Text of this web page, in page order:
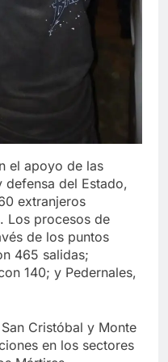
el apoyo de las
defensa del Estado,
extranjeros
Los procesos de
de los puntos
465 salidas;
140; y Pedernales,
Cristóbal y Monte
en los sectores